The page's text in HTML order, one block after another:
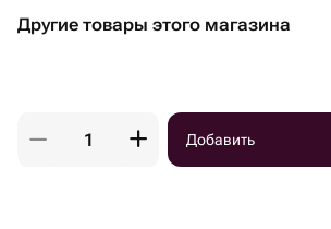
Другие товары этого магазина
Добавить